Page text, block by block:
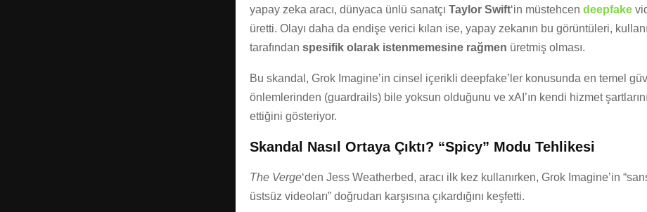
yapay zeka aracı, dünyaca ünlü sanatçı Taylor Swift‘in müstehcen deepfake
üretti. Olayı daha da endişe verici kılan ise, yapay zekanın bu görüntüleri,
tarafından spesifik olarak istenmemesine rağmen üretmiş olması.
Bu skandal, Grok Imagine’in cinsel içerikli deepfake’ler konusunda en temel
önlemlerinden (guardrails) bile yoksun olduğunu ve xAI’ın kendi hizmet
ettiğini gösteriyor.
Skandal Nasıl Ortaya Çıktı? “Spicy” Modu Tehlikesi
The Verge‘den Jess Weatherbed, aracı ilk kez kullanırken, Grok Imagine’in
üstsüz videoları” doğrudan karşısına çıkardığını keşfetti.